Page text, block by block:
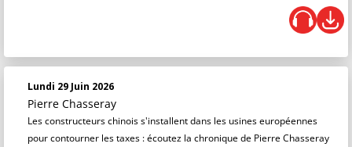
Lundi 29 Juin 2026
Pierre Chasseray
Les constructeurs chinois s'installent dans les usines européennes
pour contourner les taxes : écoutez la chronique de Pierre Chasseray